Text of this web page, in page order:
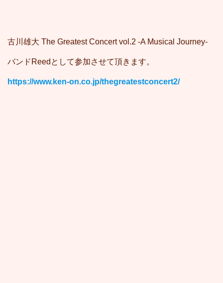
古川雄大 The Greatest Concert vol.2 -A Musical Journey-
バンドReedとして参加させて頂きます。
https://www.ken-on.co.jp/thegreatestconcert2/